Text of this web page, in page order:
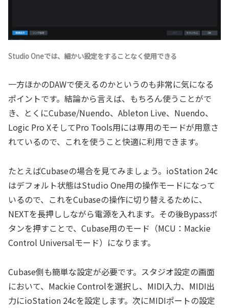
Studio Oneでは、細かい設定をすることなく使用できる
一方ほかのDAWで使えるのかというのも非常に気になる
ポイントです。結論から言えば、もちろん使うことがで
き、とくにCubase/Nuendo、Ableton Live、Nuendo、
Logic Pro XそしてPro Tools用には専用のモードが用意さ
れているので、これを使うこと快適に利用できます。
たとえばCubaseの場合を見てみましょう。ioStation 24c
はデフォルト状態はStudio One用の操作モードになって
いるので、これをCubaseの操作に切り替えるために、
NEXTを長押ししながら電源を入れます。その後Bypassボ
タンを押すことで、Cubase用のモード（MCU：Mackie
Control Universalモード）になります。
Cubase側も簡単な設定が必要です。スタジオ設定の画面
において、Mackie Controlを選択し、MIDI入力、MIDI出
力にioStation 24cを設定します。次にMIDIポートの設定